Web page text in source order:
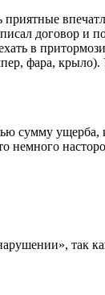
договор и
в
фара,
сумму ущерба,
немного
так